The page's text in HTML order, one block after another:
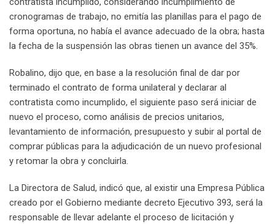
cronogramas de trabajo, no emitía las planillas para el pago de
forma oportuna, no había el avance adecuado de la obra; hasta
la fecha de la suspensión las obras tienen un avance del 35%.
Robalino, dijo que, en base a la resolución final de dar por
terminado el contrato de forma unilateral y declarar al
contratista como incumplido, el siguiente paso será iniciar de
nuevo el proceso, como análisis de precios unitarios,
levantamiento de información, presupuesto y subir al portal de
comprar públicas para la adjudicación de un nuevo profesional
y retomar la obra y concluirla.
La Directora de Salud, indicó que, al existir una Empresa Pública
creado por el Gobierno mediante decreto Ejecutivo 393, será la
responsable de llevar adelante el proceso de licitación y